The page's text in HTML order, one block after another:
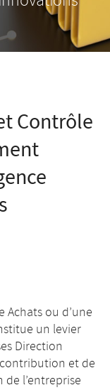
Contrôle
Achats ou d’une
un levier
Direction
et de
l’entreprise